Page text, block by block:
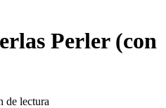
Perler (con
de lectura